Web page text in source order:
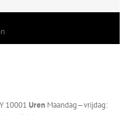
10001 Uren Maandag—vrijdag: